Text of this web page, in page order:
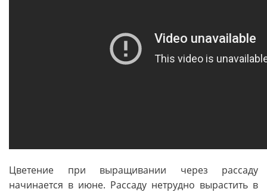
Цветение при выращивании через рассаду
начинается в июне. Рассаду нетрудно вырастить в